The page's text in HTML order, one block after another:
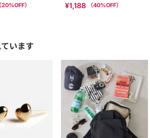
（20%OFF） ¥1,188 （40%OFF）